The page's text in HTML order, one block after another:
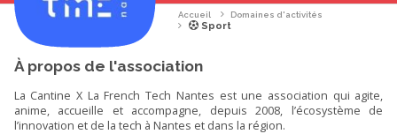
Accueil Domaines d'activités
Sport
À propos de l'association
La Cantine X La French Tech Nantes est une association qui agite,
anime, accueille et accompagne, depuis 2008, l’écosystème de
l’innovation et de la tech à Nantes et dans la région.